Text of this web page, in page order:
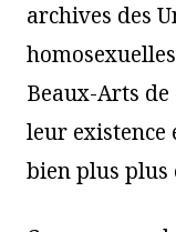
archives des
Beaux-Arts
leur existence
bien plus plus